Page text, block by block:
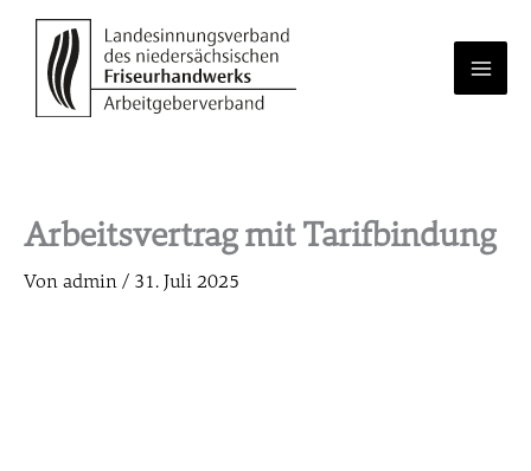
Zum
springen
Arbeitsvertrag mit Tarifbindung
Vonadmin/ 31. Juli 2025